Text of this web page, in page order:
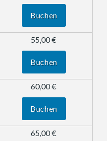
Buchen
55,00 €
Buchen
60,00 €
Buchen
65,00 €